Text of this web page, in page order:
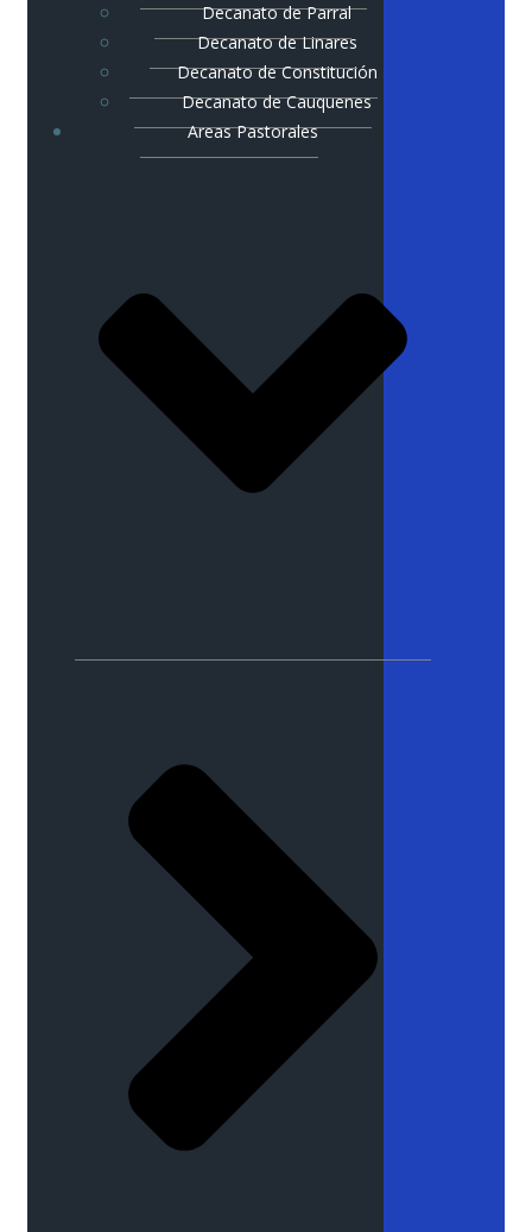
Decanato de Parral
Decanato de Linares
Decanato de Constitución
Decanato de Cauquenes
Areas Pastorales